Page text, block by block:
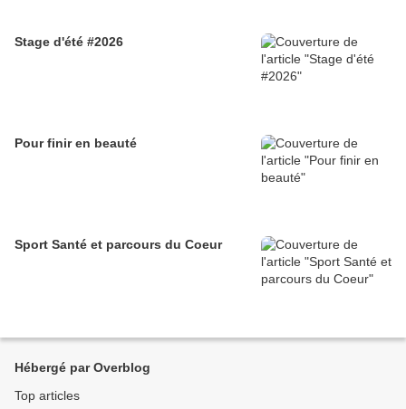
Stage d'été #2026
Pour finir en beauté
Sport Santé et parcours du Coeur
Hébergé par Overblog
Top articles